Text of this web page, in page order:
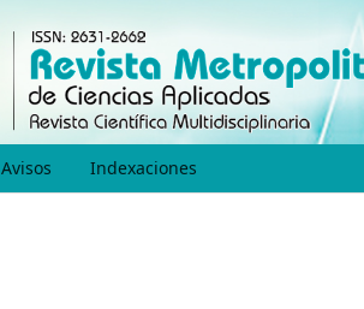
Avisos Indexaciones